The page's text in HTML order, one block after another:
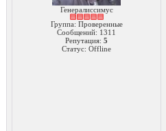
Генералиссимус
Группа: Проверенные
Сообщений: 1311
Репутация: 5
Статус: Offline